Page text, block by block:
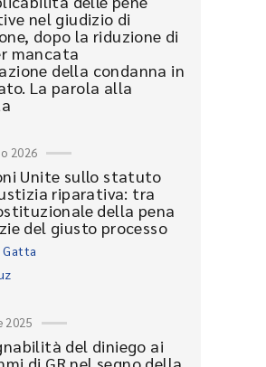
nel giudizio di
dopo la riduzione di
mancata
della condanna in
La parola alla
2026
Unite sullo statuto
riparativa: tra
della pena
del giusto processo
Gatta
2025
del diniego ai